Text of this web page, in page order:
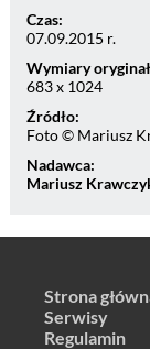
Czas:
07.09.2015 r.
Wymiary
683 x 1024
Źródło:
Foto © Mariusz
Nadawca:
Mariusz
Strona
Serwisy
Regulamin